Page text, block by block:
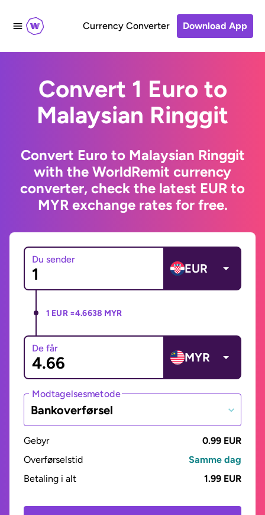
Currency Converter Download App
Convert 1 Euro to
Malaysian Ringgit
Convert Euro to Malaysian Ringgit
with the WorldRemit currency
converter, check the latest EUR to
MYR exchange rates for free.
Du sender
EUR
1 EUR =4.6638 MYR
De får
MYR
Modtagelsesmetode
Bankoverførsel
Gebyr
0.99 EUR
Overførselstid
Samme dag
Betaling i alt
1.99 EUR